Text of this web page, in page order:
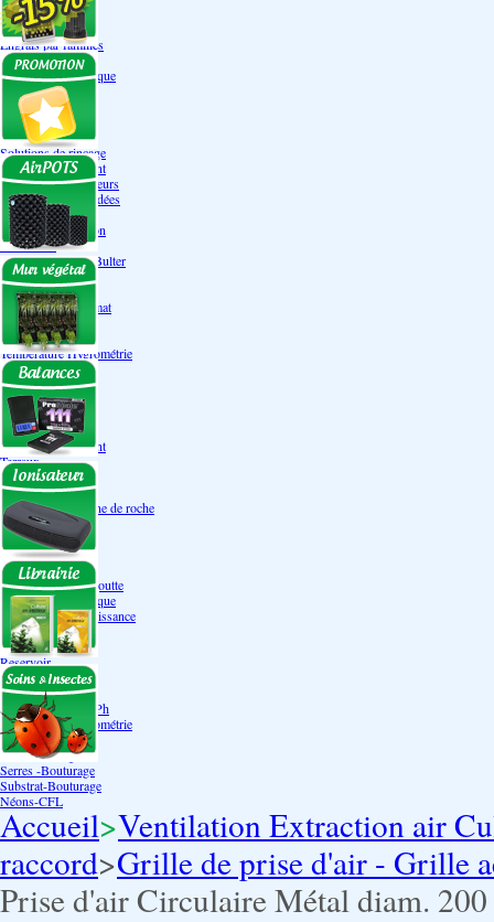
Autres tailles Box
Box double étages
Engrais par familles
Engrais terre
Engrais hydroponique
Engrais-Coco
Boosters
Engrais Pack
Enzymes
Solutions de rinçage
Promotion Discount
Accessoires et doseurs
Engrais pour orchidées
Correcteurs PH
Extraction/Intraction
Ventilation
Ioniseur d'air -AirBulter
Filtre anti-odeur
Diffusion CO²
Contrôleurs de climat
Silencieux
Gaines
Température Hygrométrie
Humidificateurs
Accessoires
Pots - Substrats
Soucoupe
Air Pots originaux
Promotion Discount
Terraux
Autres substrats
Fibre Coco
Billes d'argile- Laine de roche
Irrigation
Orchidées
Système NFT
Ultraponie
Système goutte à goutte
Système Aéroponique
Bouturage Pre Croissance
TerraPonie
Accessoires
Reservoir
Testeur Hanna Ph
Testeur Hanna Ec
Testeur Hanna Ec/Ph
Température Hygrométrie
Humidificateurs
Pack bouturage
Serres -Bouturage
Substrat-Bouturage
Néons-CFL
Accueil>Ventilation Extraction air
raccord>Grille de prise d'air - Grille
Prise d'air Circulaire Métal diam.